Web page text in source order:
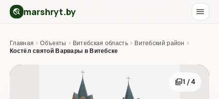
travel_explore marshryt.by menu
Главная › Объекты › Витебская область › Витебский район ›
Костёл святой Варвары в Витебске
photo_library1 / 4